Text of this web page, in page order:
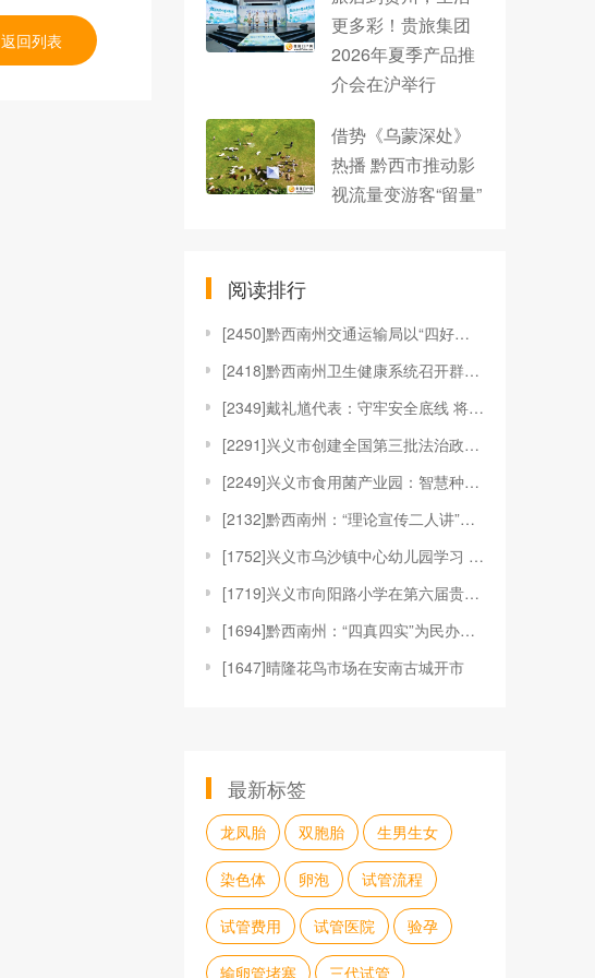
返回列表
更多彩！贵旅集团
2026年夏季产品推
介会在沪举行
借势《乌蒙深处》
热播 黔西市推动影
视流量变游客“留量”
阅读排行
[2450]黔西南州交通运输局以“四好农村路”示范创
[2418]黔西南州卫生健康系统召开群众身边不正之风
[2349]戴礼馗代表：守牢安全底线 将安全生产真正
[2291]兴义市创建全国第三批法治政府建设示范市工
[2249]兴义市食用菌产业园：智慧种植菌菇 产值破
[2132]黔西南州：“理论宣传二人讲”深入基层 “
[1752]兴义市乌沙镇中心幼儿园学习 《兴义市教育
[1719]兴义市向阳路小学在第六届贵州省青少年机器
[1694]黔西南州：“四真四实”为民办实事
[1647]晴隆花鸟市场在安南古城开市
最新标签
龙凤胎 双胞胎 生男生女
染色体 卵泡 试管流程
试管费用 试管医院 验孕
输卵管堵塞 三代试管